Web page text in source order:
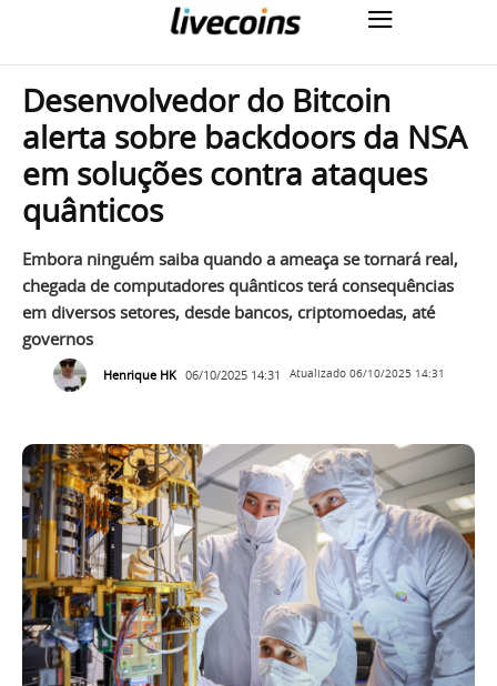
Desenvolvedor do Bitcoin
alerta sobre backdoors da NSA
em soluções contra ataques
quânticos
Embora ninguém saiba quando a ameaça se tornará real,
chegada de computadores quânticos terá consequências
em diversos setores, desde bancos, criptomoedas, até
governos
Henrique HK 06/10/2025 14:31 Atualizado 06/10/2025 14:31